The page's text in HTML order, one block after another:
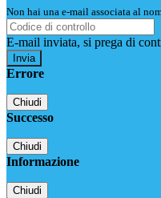
Non hai una e-mail associata al
E-mail inviata, si prega di
Errore
Chiudi
Successo
Chiudi
Informazione
Chiudi